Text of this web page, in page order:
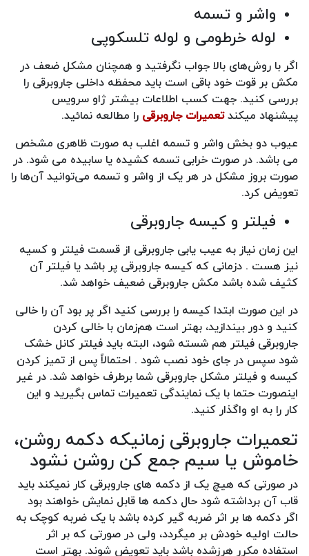
واشر و تسمه
لوله خرطومی و لوله تلسکوپی
اگر با روش‌های بالا جواب نگرفتید و همچنان مشکل ضعف در
مکش بر قوت خود باقی است باید محفظه داخلی جاروبرقی را
بررسی کنید. جهت کسب اطلاعات بیشتر ژاو سرویس
پیشنهاد میکندتعمیرات جاروبرقی را مطالعه نمائید.
عیوب دو بخش واشر و تسمه اغلب به صورت ظاهری مشخص
می باشد. در صورت خرابی تسمه کشیده یا سابیده می شود. در
صورت بروز مشکل در هر یک از واشر و تسمه می‌توانید آن‌‌‌‌‌‌‌‌ها را
تعویض کرد.
فیلتر و کیسه جاروبرقی
این زمان نیاز به عیب یابی جاروبرقی از قسمت فیلتر و کسیه
نیز هست . دزمانی که کیسه جاروبرقی پر باشد یا فیلتر آن
کثیف شده باشد مکش جاروبرقی ضعیف خواهد شد.
در این صورت ابتدا کیسه را بررسی کنید اگر پر بود آن را خالی
کنید و دور بیندازید، بهتر است هم‌زمان با خالی کردن
جاروبرقی فیلتر هم شسته شود، البته باید فیلتر کانل خشک
شود سپس در جای خود نصب شود . احتمالاً پس از تمیز کردن
کیسه و فیلتر مشکل جاروبرقی شما برطرف خواهد شد. در غیر
اینصورت حتما با یک نمایندگی تعمیرات تماس بگیرید و این
کار را به او واگذار کنید.
تعمیرات جاروبرقی زمانیکه دکمه روشن،
خاموش یا سیم جمع کن روشن نشود
در صورتی که هیچ یک از دکمه های جاروبرقی کار نمیکند باید
قاب آن برداشته شود حال دکمه ها قابل نمایش خواهند بود
اگر دکمه ها بر اثر ضربه گیر کرده باشد با یک ضربه کوچک به
حالت اولیه خودش بر میگردد، ولی در صورتی که بر اثر
استفاده مکرر هرزشده باشد باید تعویض شوند. بهتر است